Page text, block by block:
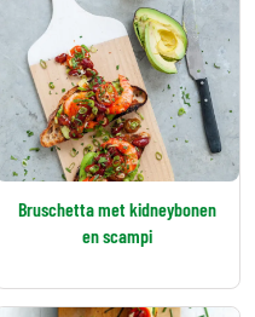
Bruschetta met kidneybonen
en scampi